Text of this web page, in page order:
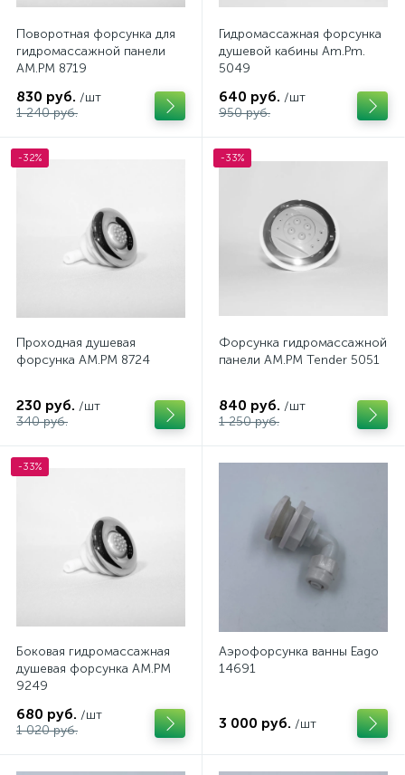
Поворотная форсунка для
гидромассажной панели
AM.PM 8719
830 руб. /шт
1 240 руб.
Гидромассажная форсунка
душевой кабины Am.Pm.
5049
640 руб. /шт
950 руб.
-32%
Проходная душевая
форсунка AM.PM 8724
230 руб. /шт
340 руб.
-33%
Форсунка гидромассажной
панели AM.PM Tender 5051
840 руб. /шт
1 250 руб.
-33%
Боковая гидромассажная
душевая форсунка AM.PM
9249
680 руб. /шт
1 020 руб.
Аэрофорсунка ванны Eago
14691
3 000 руб. /шт